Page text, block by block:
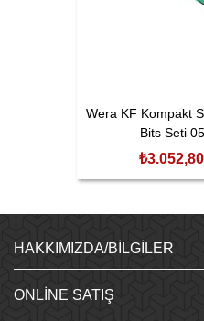
Wera KF Kompakt
Bits Seti
₺3.052,80
HAKKIMIZDA/BILGILER
ONLINE SATIŞ